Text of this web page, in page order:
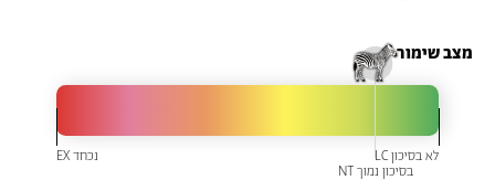
מצב שימור